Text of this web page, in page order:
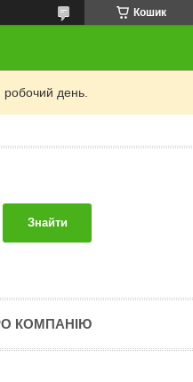
Кошик
день.
Знайти
КОМПАНІЮ